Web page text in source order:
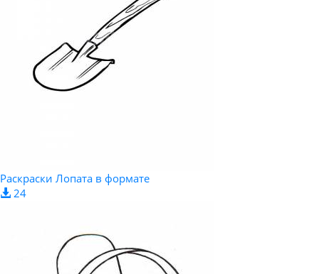
Раскраски Лопата в формате
24